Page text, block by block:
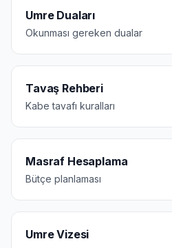
Umre Duaları
Okunması gereken dualar
Tavaş Rehberi
Kabe tavafı kuralları
Masraf Hesaplama
Bütçe planlaması
Umre Vizesi